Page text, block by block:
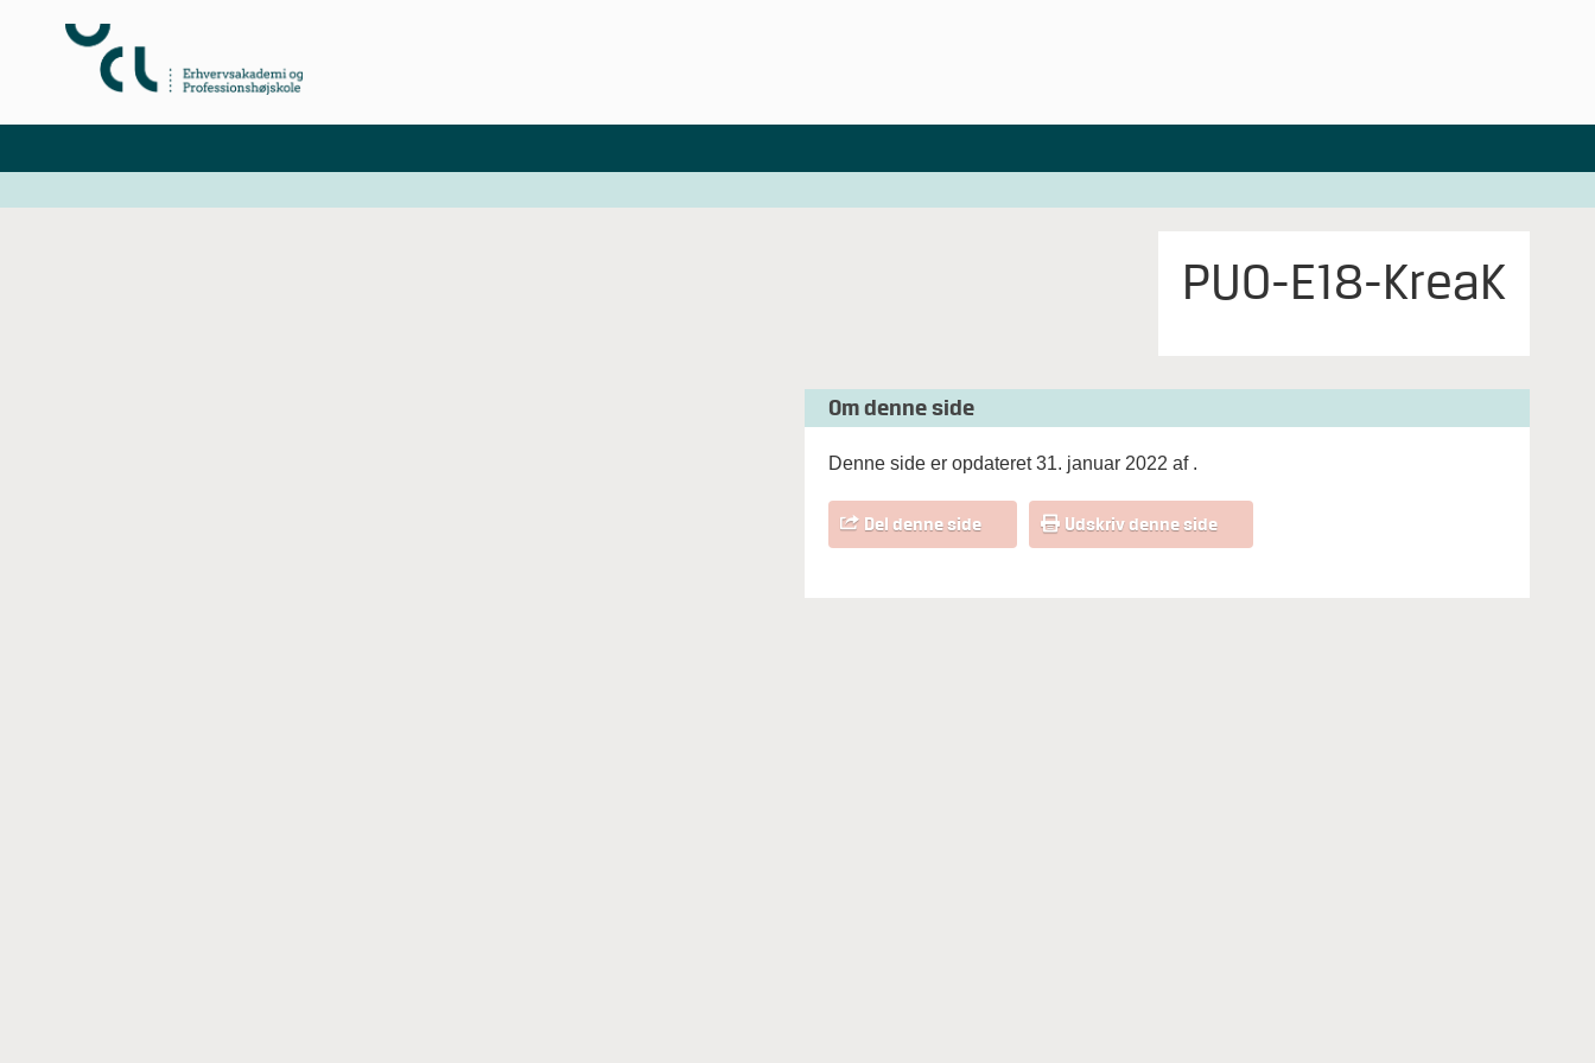
PUO-E18-KreaK
Om denne side
Denne side er opdateret 31. januar 2022 af .
Del denne side Udskriv denne side